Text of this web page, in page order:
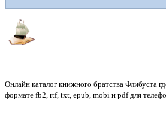
Онлайн каталог книжного братства Флибуста
формате fb2, rtf, txt, epub, mobi и pdf для